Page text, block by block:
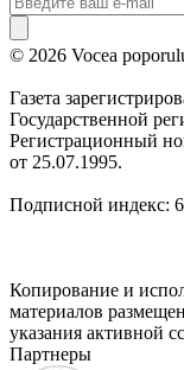
© 2026 Vocea
Газета
Государственной
Регистрационный
от 25.07.1995.
Подписной индекс:
Копирование и
материалов
указания активной
Партнеры